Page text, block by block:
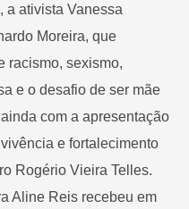
a ativista Vanessa
Moreira, que
racismo, sexismo,
e o desafio de ser mãe
com a apresentação
e fortalecimento
Rogério Vieira Telles.
Aline Reis recebeu em